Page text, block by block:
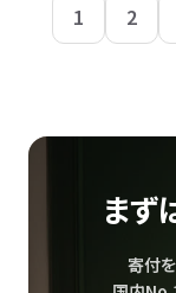
1 2
まず
寄付を